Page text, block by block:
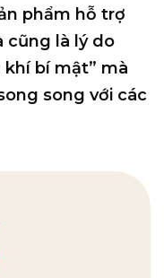
phẩm hỗ trợ
cũng là lý do
khí bí mật” mà
song với các